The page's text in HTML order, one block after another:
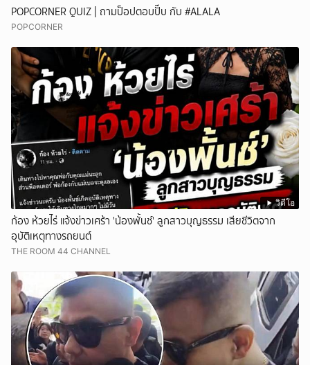
POPCORNER QUIZ | ถามป็อปตอบปั๊บ กับ #ALALA
POPCORNER
วิดีโอ
ก้อง ห้วยไร่ แจ้งข่าวเศร้า 'น้องพั้นช์' ลูกสาวบุญธรรม เสียชีวิตจาก
อุบัติเหตุทางรถยนต์
THE ROOM 44 CHANNEL